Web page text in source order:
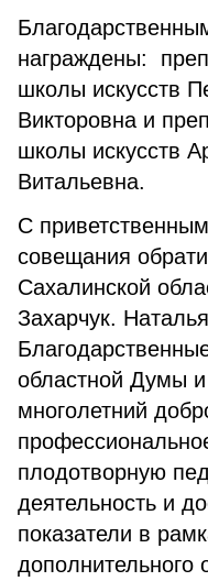
награждены:
школы искусств
Викторовна и
школы искусств
Витальевна.
С
совещания
Сахалинской
Захарчук.
областной Думы
многолетний
плодотворную
деятельность и
показатели в
дополнительного